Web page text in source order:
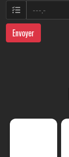
Envoyer